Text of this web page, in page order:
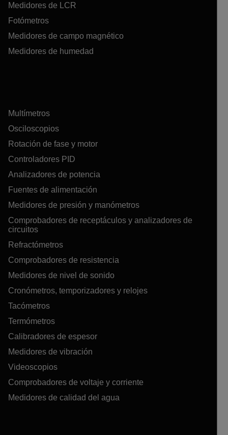
Medidores de LCR
Fotómetros
Medidores de campo magnético
Medidores de humedad
Multímetros
Osciloscopios
Rotación de fase y motor
Controladores PID
Analizadores de potencia
Fuentes de alimentación
Medidores de presión y manómetros
Comprobadores de receptáculos y analizadores de
circuitos
Refractómetros
Comprobadores de resistencia
Medidores de nivel de sonido
Cronómetros, temporizadores y relojes
Tacómetros
Termómetros
Calibradores de espesor
Medidores de vibración
Videoscopios
Comprobadores de voltaje y corriente
Medidores de calidad del agua